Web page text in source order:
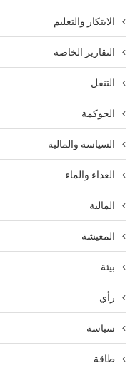
الابتكار والتعليم
التقارير الخاصة
التنقل
الحوكمة
السياسة والمالية
الغذاء والماء
المالية
المعيشة
بيئة
رأي
سياسة
طاقة